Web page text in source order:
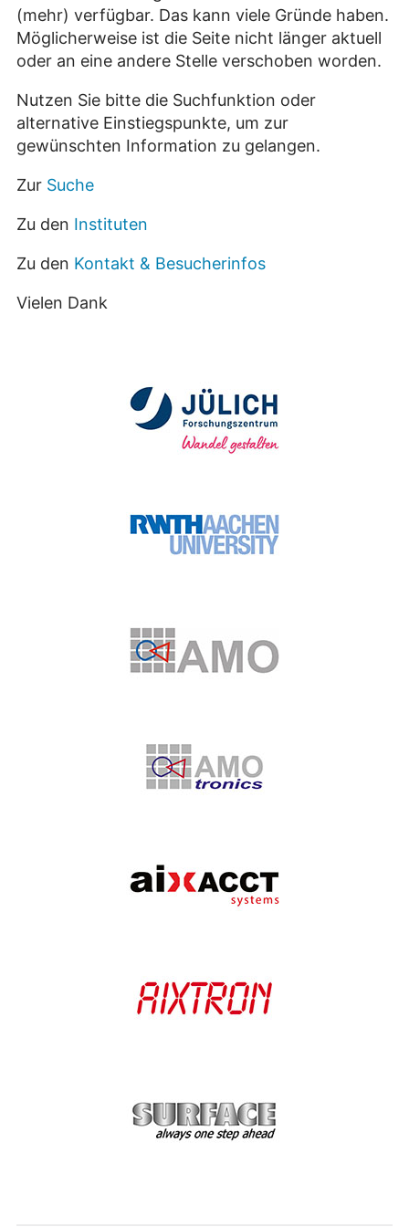
(mehr) verfügbar. Das kann viele Gründe haben.
Möglicherweise ist die Seite nicht länger aktuell
oder an eine andere Stelle verschoben worden.
Nutzen Sie bitte die Suchfunktion oder
alternative Einstiegspunkte, um zur
gewünschten Information zu gelangen.
Zur Suche
Zu den Instituten
Zu den Kontakt & Besucherinfos
Vielen Dank